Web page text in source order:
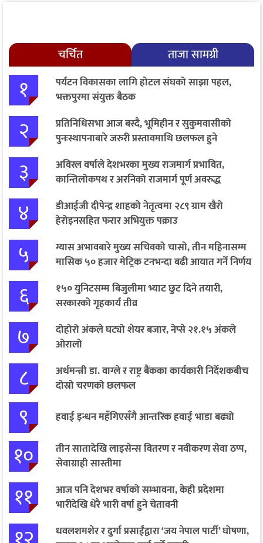
चर्चित ताजा सामग्री
१
पर्यटन विकासका लागि होटल संघको साझा पहल,
भक्तपुरमा संयुक्त बैठक
२
प्रतिनिधिसभा आज बस्दै, भूमिहीन र सुकुमवासीको
पुनःस्थापनाबारे जरुरी प्रस्तावमाथि छलफल हुने
३
अविरल वर्षाले देशभरका मुख्य राजमार्ग प्रभावित,
कान्तिलोकपथ र अरनिको राजमार्ग पूर्ण अवरुद्ध
४
डीआईजी दीपेन्द्र शाहको नेतृत्वमा २८९ ग्राम खैरो
हेरोइनसहित फरार अभियुक्त पक्राउ
५
ग्यास अभावबारे मुख्य सचिवको चासो, तीन महिनासम्म
मासिक ५० हजार मेट्रिक टनभन्दा बढी आयात गर्ने निर्णय
६
१५० युनिटसम्म बिजुलीमा भ्याट छुट दिने तयारी,
सरकारको गृहकार्य तीव्र
७
दोहोरो अंकले घट्यो शेयर बजार, नेप्से २१.१५ अंकले
ओरालो
८
अर्थमन्त्री डा. वाग्ले र राष्ट्र बैंकका कार्यकारी निर्देशकबीच
दोस्रो चरणको छलफल
९ हवाई इन्धन महँगिएसँगै आन्तरिक हवाई भाडा बढ्यो
१०
तीन सातादेखि लाइसेन्स वितरण र नवीकरण सेवा ठप्प,
सेवाग्राही सास्तीमा
११
आज पनि देशभर वर्षाको सम्भावना, केही प्रदेशमा
भारीदेखि धेरै भारी वर्षा हुने चेतावनी
धवलशमशेर र दुर्गा प्रसाईंद्वारा ‘जय नेपाल पार्टी’ घोषणा,